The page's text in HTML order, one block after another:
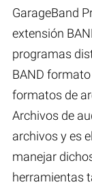
GarageBand
extensión
programas
BAND
formatos de
Archivos de
archivos y es
manejar
herramientas